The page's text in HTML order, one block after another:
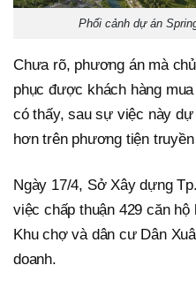
Phối cảnh dự án
Chưa rõ, phương án mà
phục được khách hàng
có thấy, sau sự việc này
hơn trên phương tiện truyền
Ngày 17/4, Sở Xây dựng
việc chấp thuận 429 căn
Khu chợ và dân cư Dân
doanh.